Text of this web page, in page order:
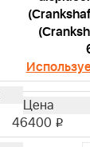
46400 i